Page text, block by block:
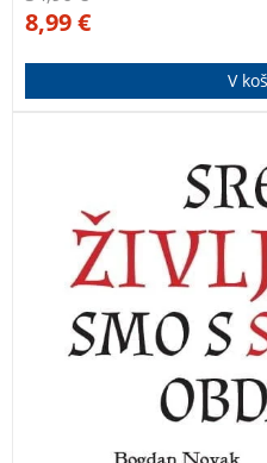
8,99€
V
Freska slovenske dežele
vraževerjem in krutimi